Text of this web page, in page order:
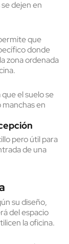
dejen en
que
donde
zona ordenada
el suelo se
manchas en
pero útil para
de una
su diseño,
del espacio
la oficina.